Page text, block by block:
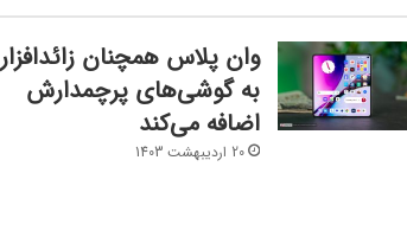
وان پلاس همچنان زائدافزار
به گوشی‌های پرچمدارش
اضافه می‌کند
20 اردیبهشت 1403
فرم‌ور باتری در گوشی‌های شیائومی با
سیستم‌عامل HyperOS 2.0 به‌روزرسانی
مخفی دریافت کرد
بیشتر مواد با حرارت‌دادن نرم می‌شوند؛ پس